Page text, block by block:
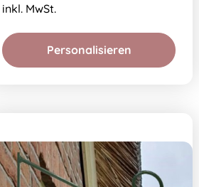
inkl. MwSt.
Personalisieren